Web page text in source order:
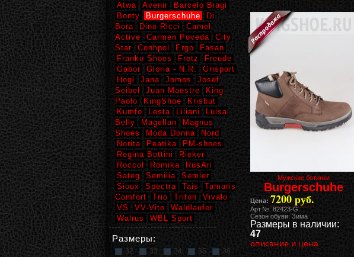
Мужские ботинки
Burgerschuhe
Цена: 7200 руб.
Арт.№: 82423-G
Сезон обуви: Зима
Размеры в наличии:
47
описание и цена
Atwa
Avenir
Barcelo Biagi
Bonty
Burgerschuhe
Di
Bora
Dino Ricci
Camel
Active
Carmen Poveda
City
Star
Conhpol Ergo
Fasan
Franko Shoes
Fretz
Freude
Gabor
Gloria - N.R.
Grisport
Hogl
Jana Jomos
Josef
Seibel
Juan Maestre
King
Paolo
KingShoe
Krisbut
Kumfo
Lesta Liliani
Luisa
Belly
Magellan
Magnus
Shoes
Moda Donna
Nord
Norita
Peatika
PM-shoes
Regina Bottini
Rieker
Roccol
Romika
RusAri
Sateg
Semilia
Semler
Sioux
Spectra Tais
Tamaris
Comfort
Trio Triton
Vivalo
VS
VV-Vito
Waldlaufer
Walrus
WBL Sport
Размеры:
32 33 34 35
36